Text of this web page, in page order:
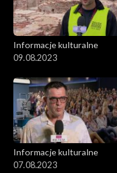
Informacje kulturalne
09.08.2023
Informacje kulturalne
07.08.2023